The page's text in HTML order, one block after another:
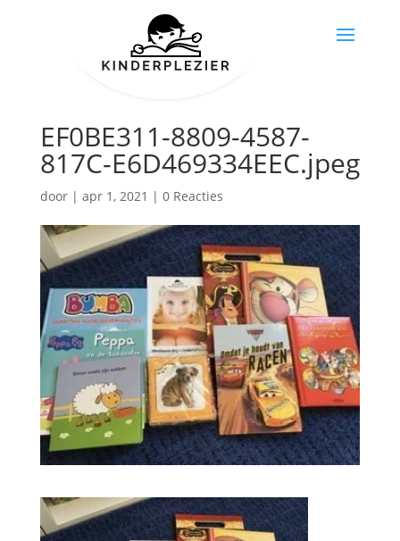
EF0BE311-8809-4587-
817C-E6D469334EEC.jpeg
door | apr 1, 2021 | 0 Reacties